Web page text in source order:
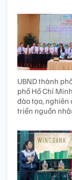
UBND thành
phố Hồ Chí
đào tạo, nghiên
triển nguồn